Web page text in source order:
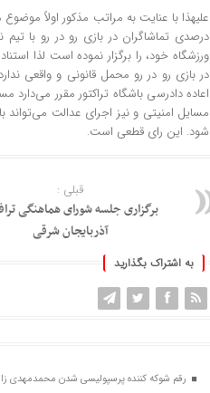
درصدی تماشاگران در بازی رو در رو با
ورزشگاه خود، را برگزار نموده است لذا
مسایل امنیتی و نیز اجرای عدالت می‌تواند
شود. این رای قطعی است.
قبلی :
برگزاری جلسه شورای هماهنگی
آذربایجان شرقی
به اشتراک بگذارید
رقم شوکه کننده پرسپولیسی شدن محمدمهدی